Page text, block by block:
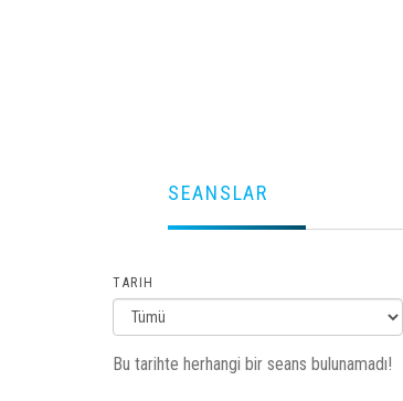
SEANSLAR
TARIH
Bu tarihte herhangi bir seans bulunamadı!